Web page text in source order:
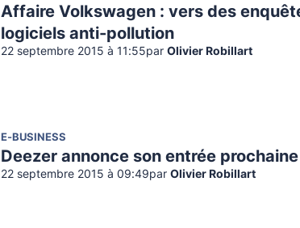
Affaire Volkswagen : vers des
logiciels anti-pollution
22 septembre 2015 à 11:55par Olivier Robillart
E-BUSINESS
Deezer annonce son entrée
22 septembre 2015 à 09:49par Olivier Robillart